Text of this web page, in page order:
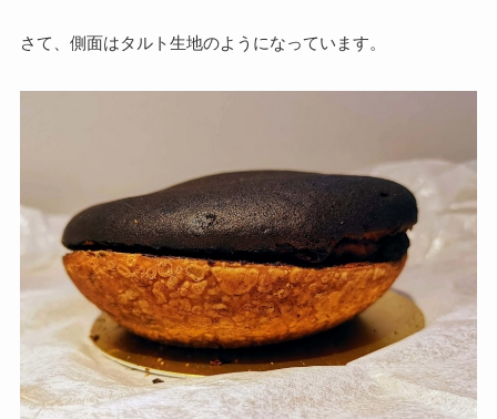
さて、側面はタルト生地のようになっています。